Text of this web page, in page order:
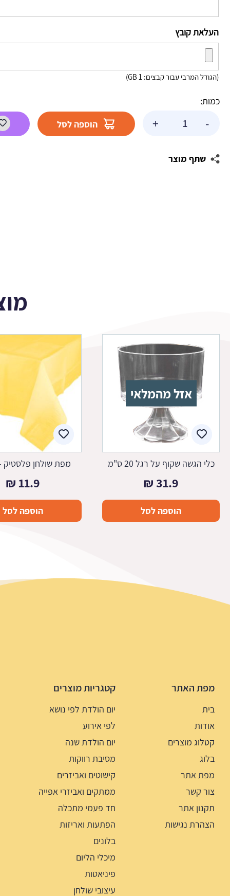
העלאת קובץ
(הגודל המרבי עבור קבצים: 1 GB)
כמות:
-
של
אישי
+ הוספה לסל
שתף מוצר
אזל מהמלאי
כלי הגשה שקוף על רגל 20 ס"מ
31.9
₪
הוספה לסל
מפת שולחן פלסטיק
11.9
₪
הוספה לסל
מפת האתר
בית
אודות
קטלוג מוצרים
בלוג
מפת אתר
צור קשר
תקנון אתר
הצהרת נגישות
קטגריות מוצרים
יום הולדת לפי נושא
לפי אירוע
יום הולדת שנה
מסיבת רווקות
קישוטים ואביזרים
ממתקים ואביזרי אפייה
חד פעמי מתכלה
הפתעות ואריזות
בלונים
מיכלי הליום
פיניאטות
עיצובי שולחן